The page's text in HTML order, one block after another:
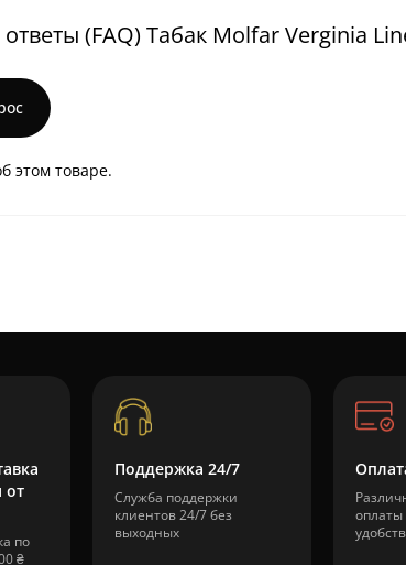
(FAQ) Табак Molfar Verginia
этом товаре.
от
по
₴
Поддержка 24/7
Служба поддержки
клиентов 24/7 без
выходных